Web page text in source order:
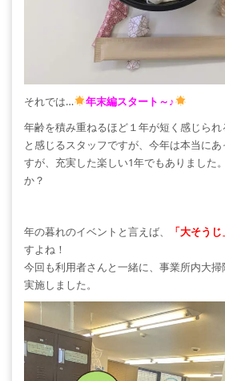
それでは…
年末編スタート～♪
年齢を積み重ねるほど１年が短く感じら
と感じるスタッフですが、今年は本当に
すが、充実した楽しい1年でもありました
か？
年の暮れのイベントと言えば、 「大そう
すよね！
今回も利用者さんと一緒に、事業所内大
実施しました。